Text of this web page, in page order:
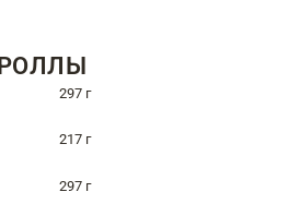
297 г
217 г
297 г